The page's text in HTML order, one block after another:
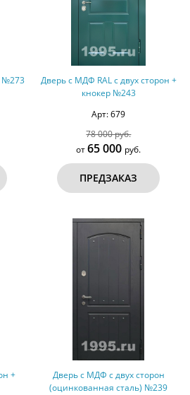
№273
Дверь с МДФ RAL с двух сторон +
кнокер №243
Арт: 679
78 000 руб.
от65 000 руб.
ПРЕДЗАКАЗ
+
Дверь с МДФ с двух сторон
(оцинкованная сталь) №239